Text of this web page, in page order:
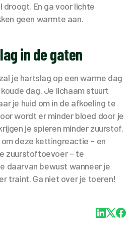
En ga voor lichte
geen warmte aan.
in de gaten
je hartslag op een warme dag
dag. Je lichaam stuurt
je huid om in de afkoeling te
wordt er minder bloed door je
je spieren minder zuurstof.
deze kettingreactie – en
zuurstoftoevoer – te
daarvan bewust wanneer je
traint. Ga niet over je toeren!